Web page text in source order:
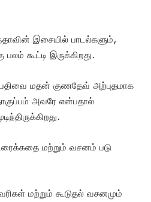
இசையில் பாடல்களும்,
கூட்டி இருக்கிறது.
மதன் குணதேவ் அற்புதமாக
அவரே என்பதால்
மற்றும் வசனம் படு
மற்றும் கூடுதல் வசனமும்